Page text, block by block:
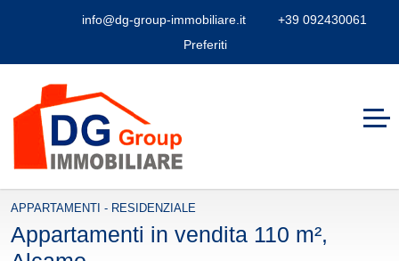
info@dg-group-immobiliare.it
+39 092430061
Preferiti
APPARTAMENTI - RESIDENZIALE
Appartamenti in vendita 110 m²,